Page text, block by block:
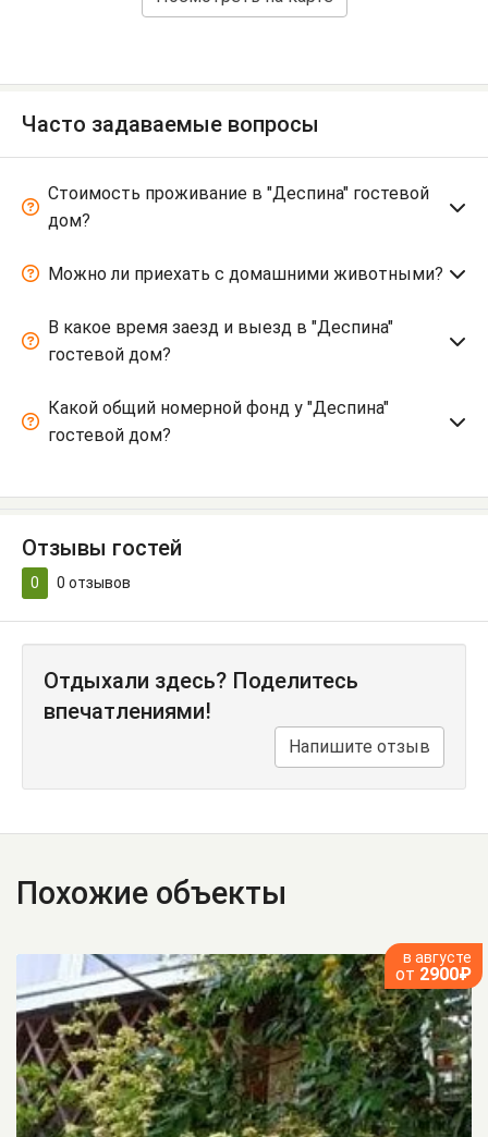
Часто задаваемые вопросы
Стоимость проживание в "Деспина" гостевой
дом?
Можно ли приехать с домашними животными?
В какое время заезд и выезд в "Деспина"
гостевой дом?
Какой общий номерной фонд у "Деспина"
гостевой дом?
Отзывы гостей
0 0 отзывов
Отдыхали здесь? Поделитесь
впечатлениями!
Напишите отзыв
Похожие объекты
в августе
от 2900₽